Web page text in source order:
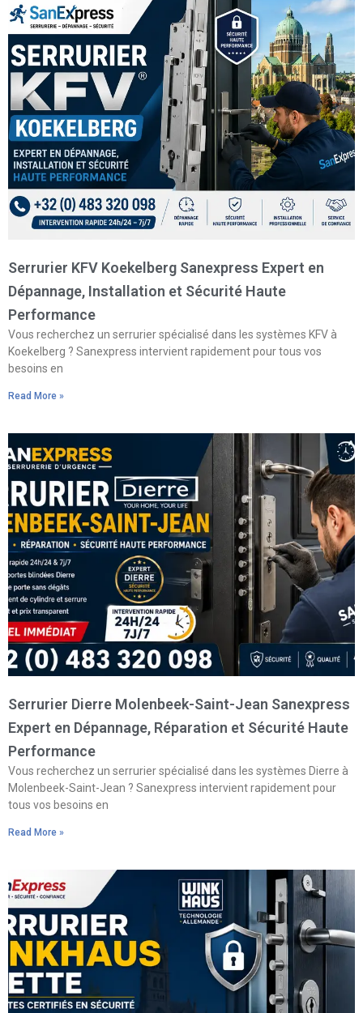
Serrurier KFV Koekelberg Sanexpress Expert en
Dépannage, Installation et Sécurité Haute
Performance
Vous recherchez un serrurier spécialisé dans les systèmes KFV à
Koekelberg ? Sanexpress intervient rapidement pour tous vos
besoins en
Read More »
Serrurier Dierre Molenbeek-Saint-Jean Sanexpress
Expert en Dépannage, Réparation et Sécurité Haute
Performance
Vous recherchez un serrurier spécialisé dans les systèmes Dierre à
Molenbeek-Saint-Jean ? Sanexpress intervient rapidement pour
tous vos besoins en
Read More »